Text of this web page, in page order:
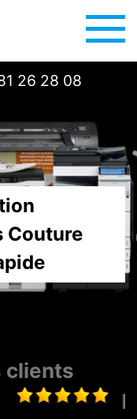
26 28 08
Couture
clients